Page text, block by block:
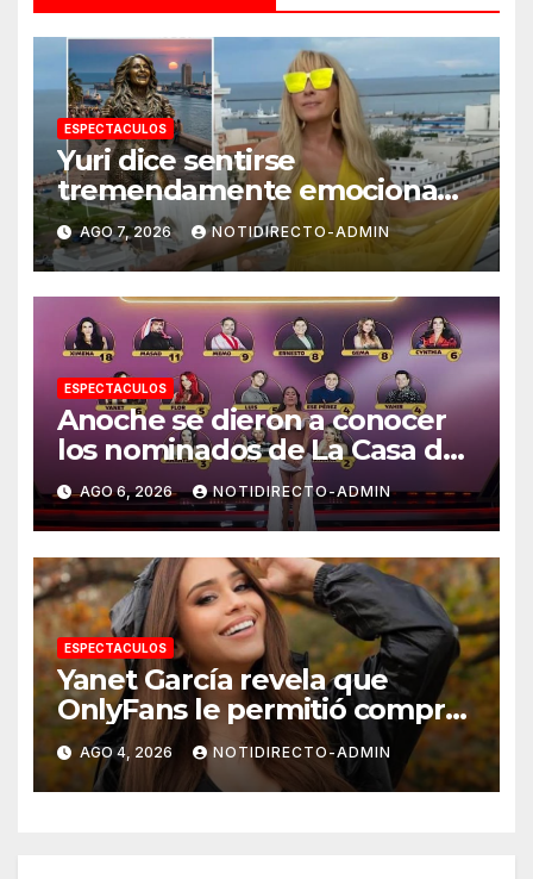
ESPECTACULOS
Yuri dice sentirse
tremendamente emocionada
sobre su estatua que le harán
en Veracruz
AGO 7, 2026 NOTIDIRECTO-ADMIN
ESPECTACULOS
Anoche se dieron a conocer
los nominados de La Casa de
los Famosos México 2026 en
la segunda semana
AGO 6, 2026 NOTIDIRECTO-ADMIN
ESPECTACULOS
Yanet García revela que
OnlyFans le permitió comprar
un departamento en
Manhattan
AGO 4, 2026 NOTIDIRECTO-ADMIN